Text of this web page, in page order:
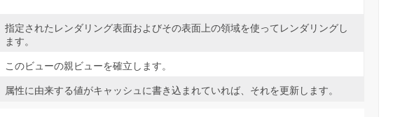
指定されたレンダリング表面およびその表面上の領域を使ってレンダリングし
ます。
このビューの親ビューを確立します。
属性に由来する値がキャッシュに書き込まれていれば、それを更新します。